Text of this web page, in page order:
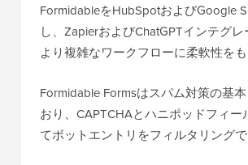
FormidableをHubSpotおよびGoogle
し、ZapierおよびChatGPTインテグレ
より複雑なワークフローに柔軟性をも
Formidable Formsはスパム対策の基
おり、CAPTCHAとハニポッドフィー
てボットエントリをフィルタリングで